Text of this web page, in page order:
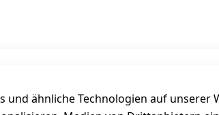
und ähnliche Technologien auf unserer